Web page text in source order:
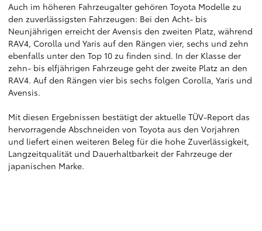
Auch im höheren Fahrzeugalter gehören Toyota Modelle zu
den zuverlässigsten Fahrzeugen: Bei den Acht- bis
Neunjährigen erreicht der Avensis den zweiten Platz, während
RAV4, Corolla und Yaris auf den Rängen vier, sechs und zehn
ebenfalls unter den Top 10 zu finden sind. In der Klasse der
zehn- bis elfjährigen Fahrzeuge geht der zweite Platz an den
RAV4. Auf den Rängen vier bis sechs folgen Corolla, Yaris und
Avensis.
Mit diesen Ergebnissen bestätigt der aktuelle TÜV-Report das
hervorragende Abschneiden von Toyota aus den Vorjahren
und liefert einen weiteren Beleg für die hohe Zuverlässigkeit,
Langzeitqualität und Dauerhaltbarkeit der Fahrzeuge der
japanischen Marke.